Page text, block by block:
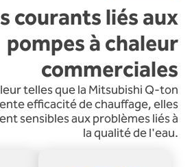
courants liés aux
pompes à chaleur
commerciales
telles que la Mitsubishi Q-ton
efficacité de chauffage, elles
sensibles aux problèmes liés à
la qualité de l'eau.